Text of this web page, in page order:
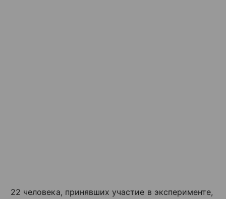
22 человека, принявших участие в эксперименте,